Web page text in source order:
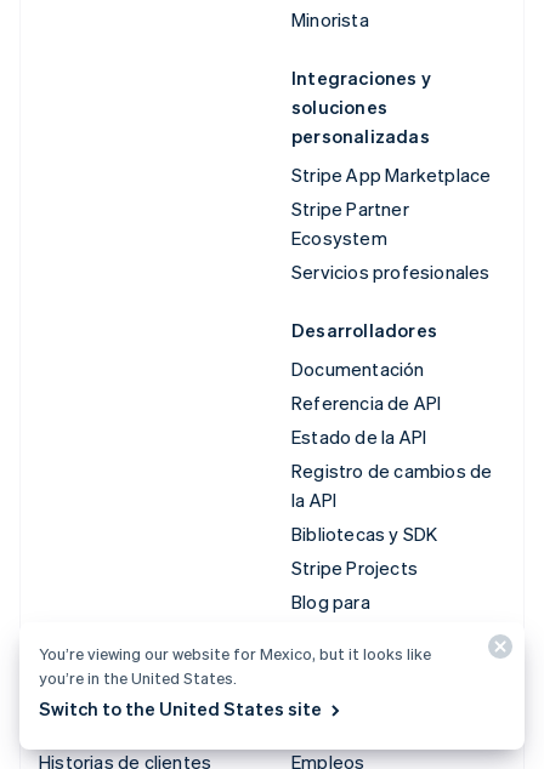
Minorista
Integraciones y
soluciones
personalizadas
Stripe App Marketplace
Stripe Partner
Ecosystem
Servicios profesionales
Desarrolladores
Documentación
Referencia de API
Estado de la API
Registro de cambios de
la API
Bibliotecas y SDK
Stripe Projects
Blog para
Recursos
Historias de clientes
Empleos
You’re viewing our website for Mexico, but it looks like
you’re in the United States.
Switch to the United States site